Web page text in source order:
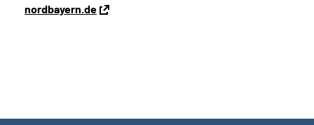
nordbayern.de